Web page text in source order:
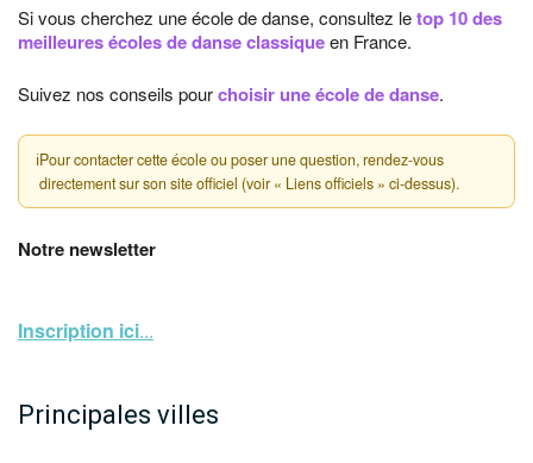
Si vous cherchez une école de danse, consultez letop 10 des
meilleures écoles de danse classiqueen France.
Suivez nos conseils pourchoisir une école de danse.
ℹPour contacter cette école ou poser une question, rendez-vous
directement sur son site officiel (voir « Liens officiels » ci-dessus).
Notre newsletter
Inscription ici...
Principales villes